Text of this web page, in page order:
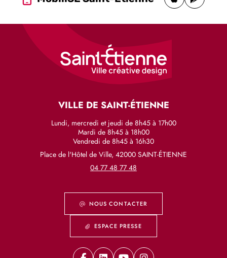
VILLE DE SAINT-ÉTIENNE
Lundi, mercredi et jeudi de 8h45 à 17h00
Mardi de 8h45 à 18h00
Vendredi de 8h45 à 16h30
Place de l'Hôtel de Ville, 42000 SAINT-ÉTIENNE
04 77 48 77 48
NOUS CONTACTER
ESPACE PRESSE